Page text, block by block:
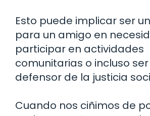
Esto puede implicar ser
para un amigo en
participar en actividades
comunitarias o incluso
defensor de la justicia
Cuando nos ciñimos de